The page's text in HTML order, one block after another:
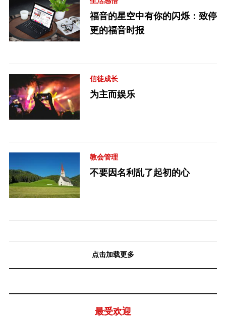
福音的星空中有你的闪烁：致停
更的福音时报
信徒成长
为主而娱乐
教会管理
不要因名利乱了起初的心
点击加载更多
最受欢迎